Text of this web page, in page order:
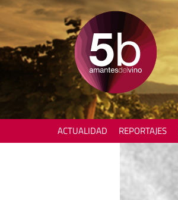
ACTUALIDAD REPORTAJES